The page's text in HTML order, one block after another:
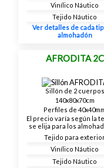
Vinílico Náutico
Tejido Náutico
Ver detalles de cada
almohadón
AFRODITA 2C
Sillón de 2 cuerpos
140x80x70cm
Perfiles de
El precio varía según la
se elija para los
Tejido para
Vinílico Náutico
Tejido Náutico